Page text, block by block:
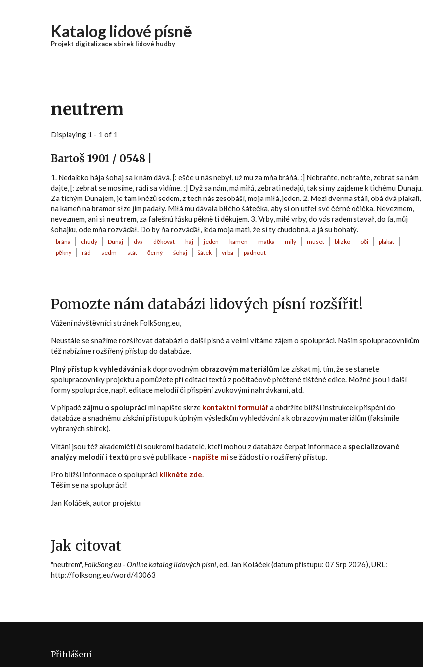
Katalog lidové písně
Projekt digitalizace sbírek lidové hudby
neutrem
Displaying 1 - 1 of 1
Bartoš 1901 / 0548 |
1. Nedaľeko hája šohaj sa k nám dává, [: ešče u nás nebył, už mu za mňa bráňá. :] Nebraňte, nebraňte, zebrat sa nám
dajte, [: zebrat se mosíme, rádi sa vidíme. :] Dyž sa nám, má miłá, zebrati nedajú, tak si my zajdeme k tichému Dunaju.
Za tichým Dunajem, je tam knězů sedem, z tech nás zesobáší, moja miłá, jeden. 2. Mezi dverma stáľi, obá dvá plakaľi,
na kameň na bramor słze jím padały. Miłá mu dávała bíłého šátečka, aby si on utřeł své čérné očička. Nevezmem,
nevezmem, ani si neutrem, za fałešnú łásku pěkně ti děkujem. 3. Vrby, miłé vrby, do vás radem stavał, do ťa, můj
šohajku, ode mňa rozváďał. Do by ňa rozváďáł, ľeda moja mati, že si ty chudobná, a já su bohatý.
brána chudý Dunaj dva děkovat háj jeden kamen matka milý muset blízko oči
plakat
pěkný
rád sedm stát černý šohaj šátek vrba padnout
Pomozte nám databázi lidových písní rozšířit!
Vážení návštěvníci stránek FolkSong.eu,
Neustále se snažíme rozšiřovat databázi o další písně a velmi vítáme zájem o spolupráci. Našim spolupracovníkům
též nabízíme rozšířený přístup do databáze.
Plný přístup k vyhledávánía k doprovodným obrazovým materiálům lze získat mj. tím, že se stanete
spolupracovníky projektu a pomůžete při editaci textů z počítačově přečtené tištěné edice. Možné jsou i další
formy spolupráce, např. editace melodií či přispění zvukovými nahrávkami, atd.
V případě zájmu o spoluprácimi napište skrze kontaktní formulářa obdržíte bližší instrukce k přispění do
databáze a snadnému získání přístupu k úplným výsledkům vyhledávání a k obrazovým materiálům (faksimile
vybraných sbírek).
Vítáni jsou též akademičtí či soukromí badatelé, kteří mohou z databáze čerpat informace a specializované
analýzy melodií i textůpro své publikace - napište mise žádostí o rozšířený přístup.
Pro bližší informace o spolupráci klikněte zde.
Těším se na spolupráci!
Jan Koláček, autor projektu
Jak citovat
"neutrem", FolkSong.eu - Online katalog lidových písní, ed. Jan Koláček (datum přístupu: 07 Srp 2026), URL:
http://folksong.eu/word/43063
Přihlášení